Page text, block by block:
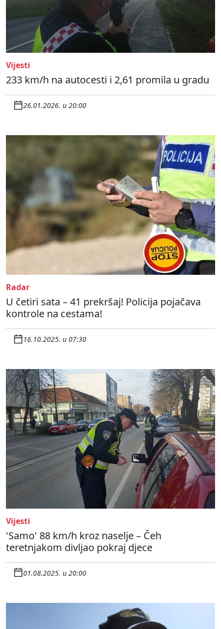
Vijesti
233 km/h na autocesti i 2,61 promila u gradu
26.01.2026. u 20:00
Radar
U četiri sata – 41 prekršaj! Policija pojačava
kontrole na cestama!
16.10.2025. u 07:30
Vijesti
'Samo' 88 km/h kroz naselje – Čeh
teretnjakom divljao pokraj djece
01.08.2025. u 20:00